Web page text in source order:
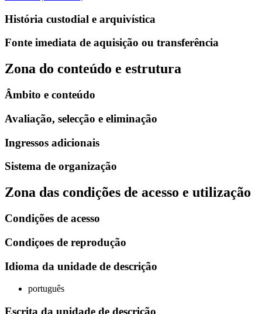
História custodial e arquivística
Fonte imediata de aquisição ou transferência
Zona do conteúdo e estrutura
Âmbito e conteúdo
Avaliação, selecção e eliminação
Ingressos adicionais
Sistema de organização
Zona das condições de acesso e utilização
Condições de acesso
Condiçoes de reprodução
Idioma da unidade de descrição
português
Escrita da unidade de descrição